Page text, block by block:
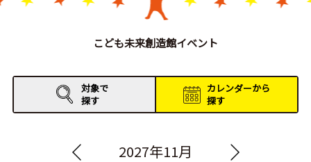
Gがくえん
お知らせ
イベントレポート
こども未来創造館イベント
対象で
探す
カレンダーから
探す
2027年11月